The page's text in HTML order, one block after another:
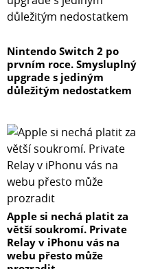
Nintendo Switch 2 po
prvním roce. Smysluplný
upgrade s jediným
důležitým nedostatkem
Apple si nechá platit za
větší soukromí. Private
Relay v iPhonu vás na
webu přesto může